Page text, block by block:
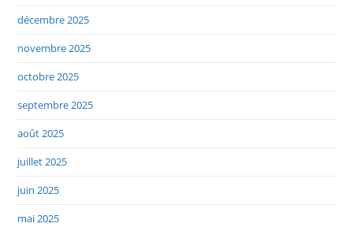
décembre 2025
novembre 2025
octobre 2025
septembre 2025
août 2025
juillet 2025
juin 2025
mai 2025